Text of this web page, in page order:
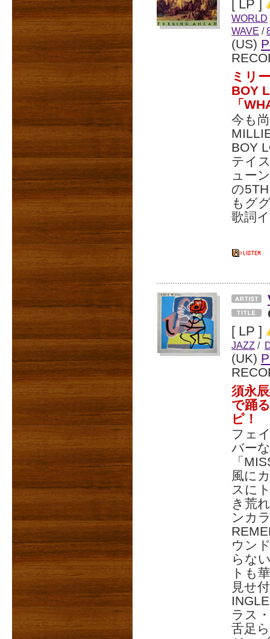
[ LP ]
WORLD
WAVE /
(US)
ミリ
BOY
「
今も
BOY
テイ
ュー
の
もグ
歌詞
[ LP ]
JAZZ /
(UK)
須永
で踊
ピ！
フェ
バー
「
風に
スに
き荒
ンカ
ウン
らな
トも
見せ
ラス
舌足